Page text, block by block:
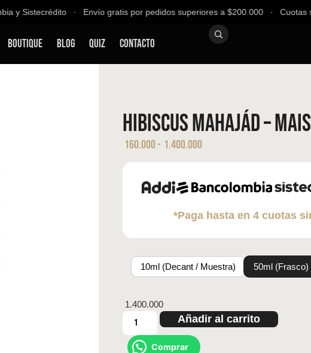
Sistecrédito ∙ Envío gratis por pedidos superiores a $200.000 ∙ Cuotas
Boutique Blog QUIZ Contacto
Hibiscus Mahajád –
160.000- 1.400.000
*Paga hasta en 4 cuotas
10ml (Decant / Muestra) 50ml (Frasco)
1.400.000
Añadir al carrito
Comprar